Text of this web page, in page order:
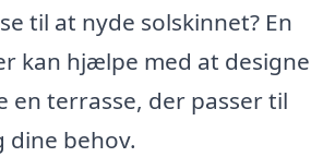
til at nyde solskinnet? En
kan hjælpe med at designe
en terrasse, der passer til
dine behov.